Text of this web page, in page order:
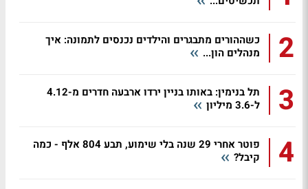
2
כשההורים מתבגרים והילדים נכנסים לתמונה: איך
מנהלים הון...
3
תל בנימין: באותו בניין ירדו ארבעה חדרים מ-4.12
ל-3.6 מיליון
4
פוטר אחרי 29 שנה בלי שימוע, תבע 804 אלף - כמה
קיבל?